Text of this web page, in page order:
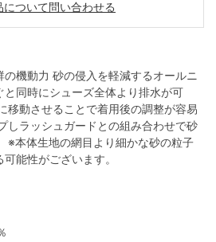
について問い合わせる
機動力 砂の侵入を軽減するオールニ
と同時にシューズ全体より排水が可
移動させることで着用後の調整が容易
しラッシュガードとの組み合わせで砂
※本体生地の網目より細かな砂の粒子
能性がございます。